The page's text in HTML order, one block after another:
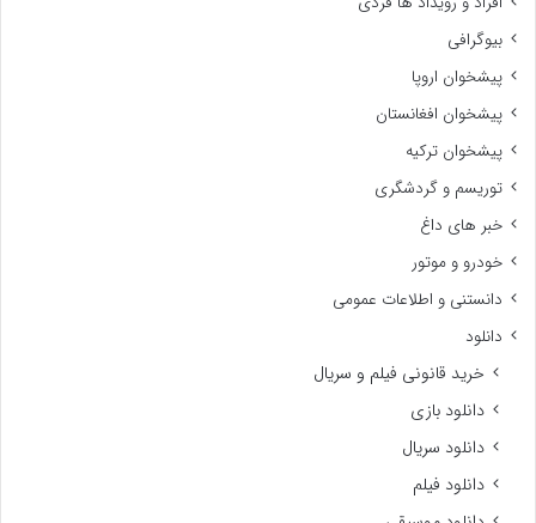
بیوگرافی
پیشخوان اروپا
پیشخوان افغانستان
پیشخوان ترکیه
توریسم و گردشگری
خبر های داغ
خودرو و موتور
دانستنی و اطلاعات عمومی
دانلود
خرید قانونی فیلم و سریال
دانلود بازی
دانلود سریال
دانلود فیلم